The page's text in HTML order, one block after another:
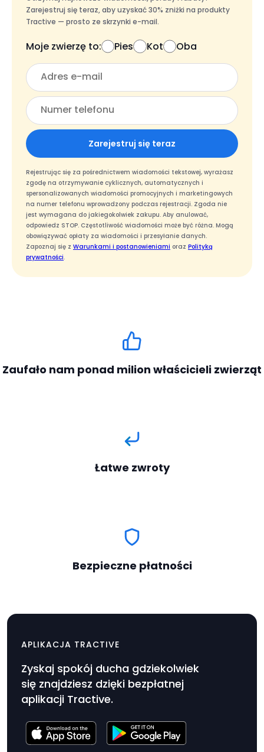
Zarejestruj się teraz, aby uzyskać 30% zniżki na produkty
Tractive — prosto ze skrzynki e-mail.
Moje zwierzę to: Pies Kot Oba
Zarejestruj się teraz
Rejestrując się za pośrednictwem wiadomości tekstowej, wyrażasz
zgodę na otrzymywanie cyklicznych, automatycznych i
spersonalizowanych wiadomości promocyjnych i marketingowych
na numer telefonu wprowadzony podczas rejestracji. Zgoda nie
jest wymagana do jakiegokolwiek zakupu. Aby anulować,
odpowiedz STOP. Częstotliwość wiadomości może być różna. Mogą
obowiązywać opłaty za wiadomości i przesyłanie danych.
Zapoznaj się z Warunkami i postanowieniami oraz Polityką
prywatności.
Zaufało nam ponad milion właścicieli zwierząt
Łatwe zwroty
Bezpieczne płatności
USB-C
Cena
produktu
$9.99
APLIKACJA TRACTIVE
Zyskaj spokój ducha gdziekolwiek
się znajdziesz dzięki bezpłatnej
aplikacji Tractive.